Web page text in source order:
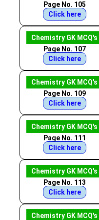
Page No. 105
Click here
Chemistry GK MCQ's
Page No. 107
Click here
Chemistry GK MCQ's
Page No. 109
Click here
Chemistry GK MCQ's
Page No. 111
Click here
Chemistry GK MCQ's
Page No. 113
Click here
Chemistry GK MCQ's